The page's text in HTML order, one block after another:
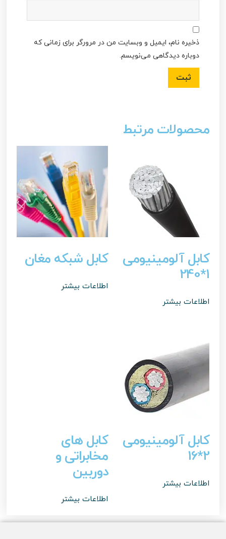
ذخیره نام، ایمیل و وبسایت من در مرورگر برای زمانی که
دوباره دیدگاهی می‌نویسم.
محصولات مرتبط
کابل آلومینیومی
1*240
اطلاعات بیشتر
کابل شبکه مغان
اطلاعات بیشتر
کابل آلومینیومی
2*16
اطلاعات بیشتر
کابل های
مخابراتی و
دوربین
اطلاعات بیشتر